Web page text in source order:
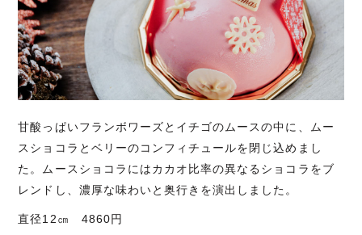
甘酸っぱいフランボワーズとイチゴのムースの中に、ムー
スショコラとベリーのコンフィチュールを閉じ込めまし
た。ムースショコラにはカカオ比率の異なるショコラをブ
レンドし、濃厚な味わいと奥行きを演出しました。
直径12㎝ 4860円